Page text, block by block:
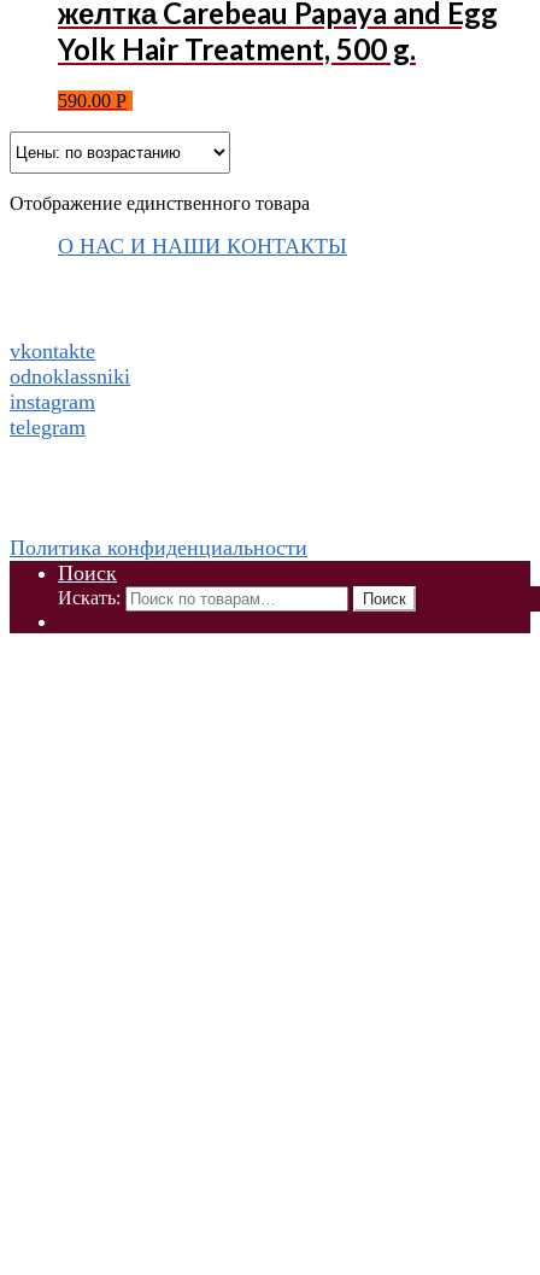
желтка Carebeau Papaya and Egg
Yolk Hair Treatment, 500 g.
590.00 Р
Отображение единственного товара
О НАС И НАШИ КОНТАКТЫ
vkontakte
odnoklassniki
instagram
telegram
Политика конфиденциальности
Поиск
Искать: Поиск